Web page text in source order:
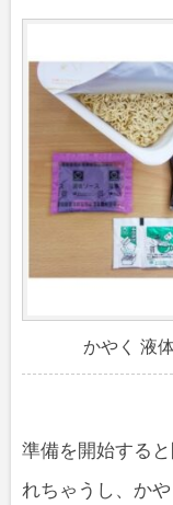
かやく 液
準備を開始する
れちゃうし、か